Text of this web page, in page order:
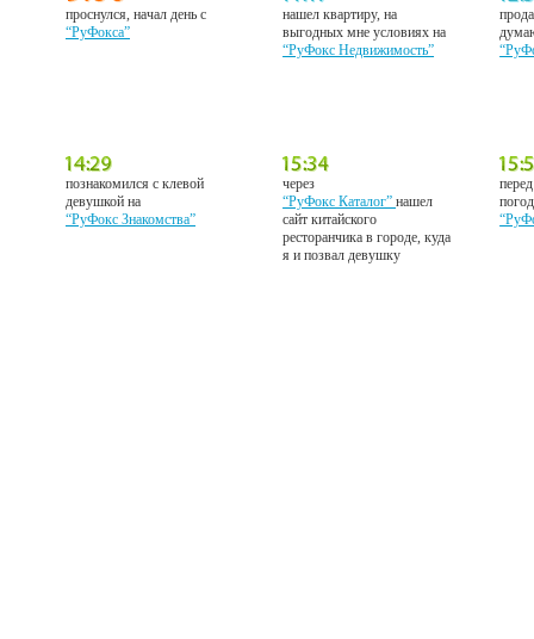
проснулся, начал день с
“РуФокса”
нашел квартиру, на
выгодных мне условиях на
“РуФокс Недвижимость”
познакомился с клевой
девушкой на
“РуФокс Знакомства”
через
“РуФокс Каталог”нашел
сайт китайского
ресторанчика в городе, куда
я и позвал девушку